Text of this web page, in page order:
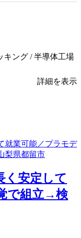
キング / 半導体工場
詳細を表示
く安定して
で組立→検